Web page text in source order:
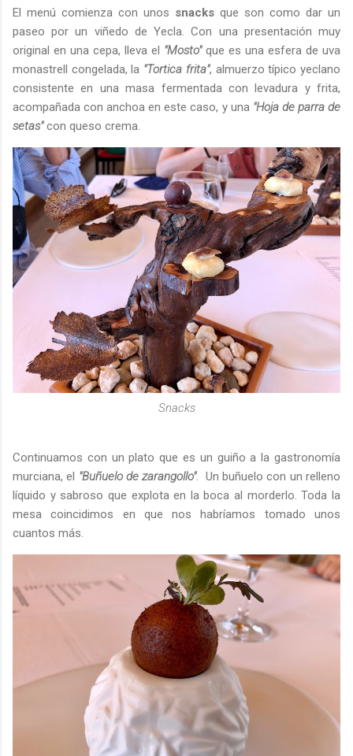
El menú comienza con unos snacks que son como dar un
paseo por un viñedo de Yecla. Con una presentación muy
original en una cepa, lleva el "Mosto"que es una esfera de uva
monastrell congelada, la "Tortica frita", almuerzo típico yeclano
consistente en una masa fermentada con levadura y frita,
acompañada con anchoa en este caso, y una "Hoja de parra de
setas"con queso crema.
Snacks
Continuamos con un plato que es un guiño a la gastronomía
murciana, el "Buñuelo de zarangollo". Un buñuelo con un relleno
líquido y sabroso que explota en la boca al morderlo. Toda la
mesa coincidimos en que nos habríamos tomado unos
cuantos más.